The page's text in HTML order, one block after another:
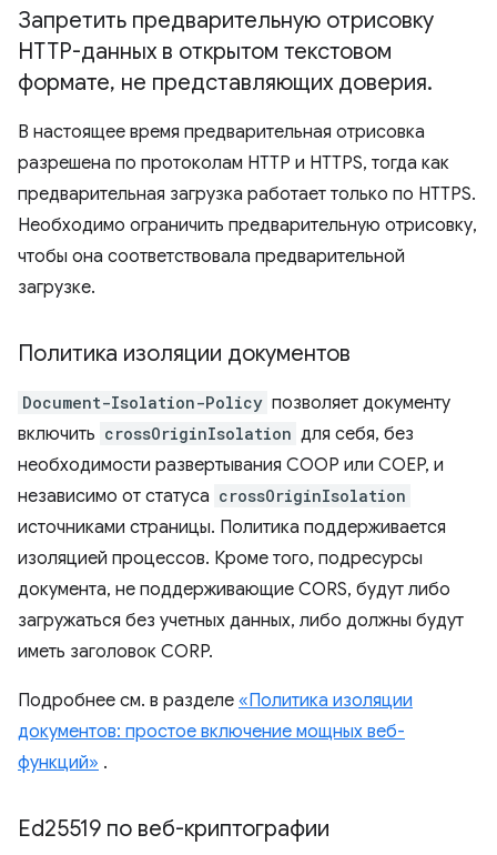
Запретить предварительную отрисовку
HTTP-данных в открытом текстовом
формате, не представляющих доверия.
В настоящее время предварительная отрисовка
разрешена по протоколам HTTP и HTTPS, тогда как
предварительная загрузка работает только по HTTPS.
Необходимо ограничить предварительную отрисовку,
чтобы она соответствовала предварительной
загрузке.
Политика изоляции документов
Document-Isolation-Policy позволяет документу
включить crossOriginIsolation для себя, без
необходимости развертывания COOP или COEP, и
независимо от статуса crossOriginIsolation
источниками страницы. Политика поддерживается
изоляцией процессов. Кроме того, подресурсы
документа, не поддерживающие CORS, будут либо
загружаться без учетных данных, либо должны будут
иметь заголовок CORP.
Подробнее см. в разделе «Политика изоляции
документов: простое включение мощных веб-
функций» .
Ed25519 по веб-криптографии